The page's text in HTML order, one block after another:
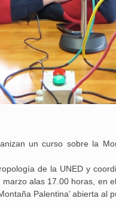
un curso sobre la
de la UNED y
alas 17.00 horas, en
Palentina’ abierta al